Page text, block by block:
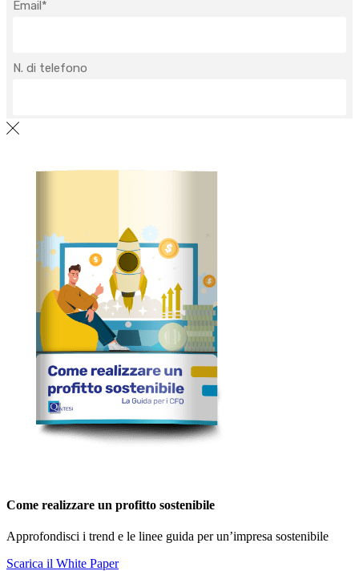
Come realizzare un profitto sostenibile
Approfondisci i trend e le linee guida per un’impresa sostenibile
Scarica il White Paper